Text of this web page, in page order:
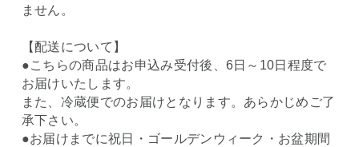
ません。
【配送について】
●こちらの商品はお申込み受付後、6日～10日程度で
お届けいたします。
また、冷蔵便でのお届けとなります。あらかじめご了
承下さい。
●お届けまでに祝日・ゴールデンウィーク・お盆期間